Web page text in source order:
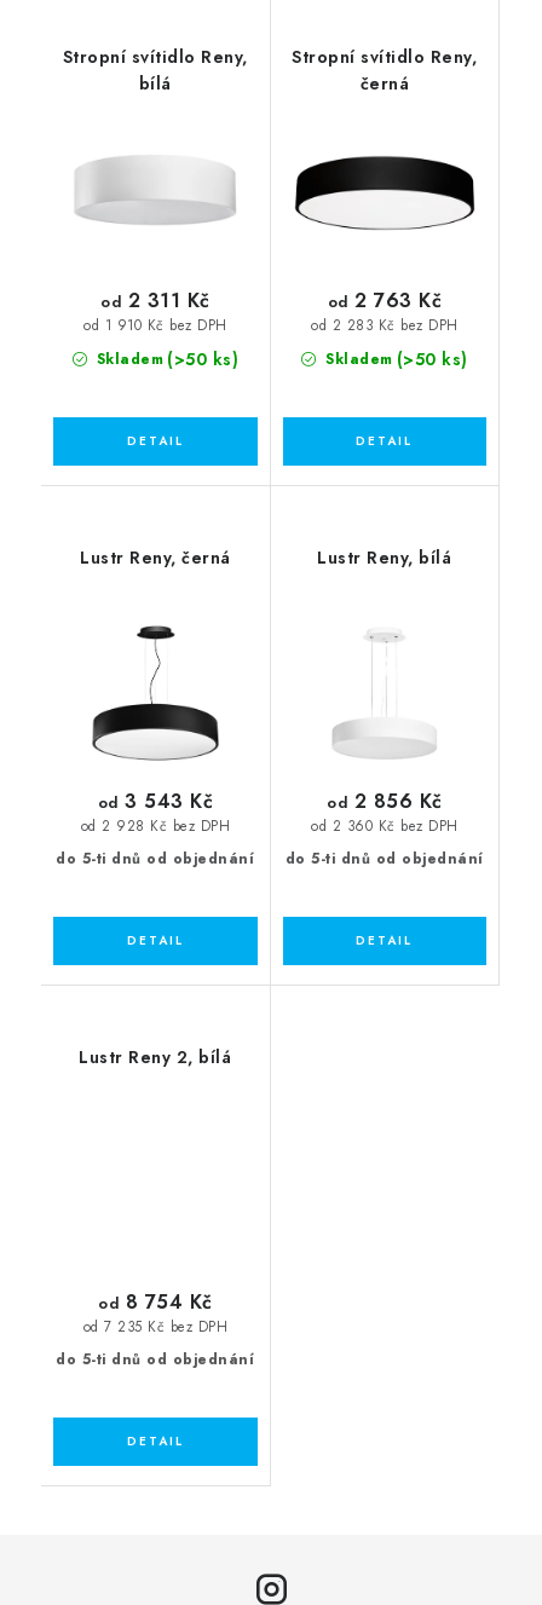
Stropní svítidlo Reny,
bílá
Skladem (>50 ks)
od 1 910 Kč bez DPH
od 2 311 Kč
Stropní svítidlo Reny,
černá
Skladem (>50 ks)
od 2 283 Kč bez DPH
od 2 763 Kč
Lustr Reny, černá
do 5-ti dnů od objednání
od 2 928 Kč bez DPH
od 3 543 Kč
Lustr Reny, bílá
do 5-ti dnů od objednání
od 2 360 Kč bez DPH
od 2 856 Kč
Lustr Reny 2, bílá
do 5-ti dnů od objednání
od 7 235 Kč bez DPH
od 8 754 Kč